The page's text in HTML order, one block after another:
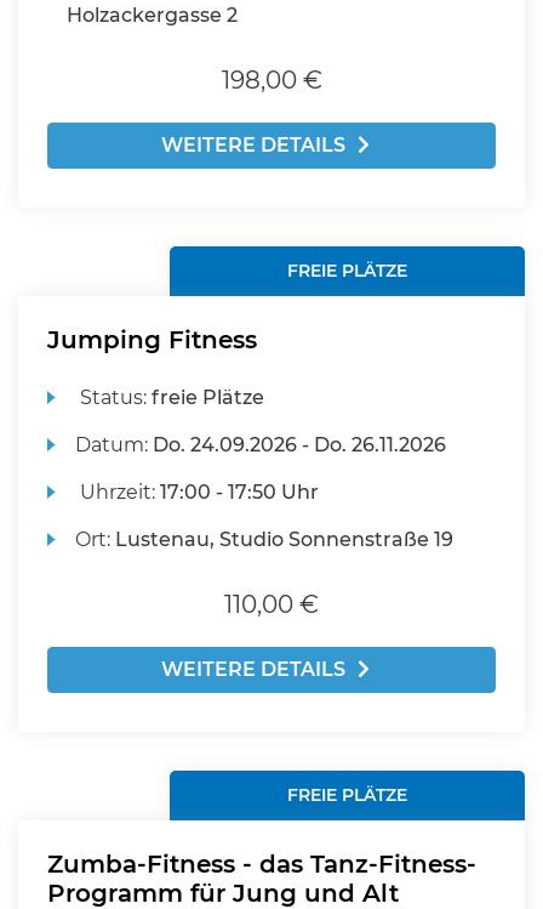
Holzackergasse 2
198,00 €
WEITERE DETAILS
FREIE PLÄTZE
Jumping Fitness
Status:freie Plätze
Datum: Do. 24.09.2026 - Do. 26.11.2026
Uhrzeit:17:00 - 17:50 Uhr
Ort: Lustenau, Studio Sonnenstraße 19
110,00 €
WEITERE DETAILS
FREIE PLÄTZE
Zumba-Fitness - das Tanz-Fitness-
Programm für Jung und Alt